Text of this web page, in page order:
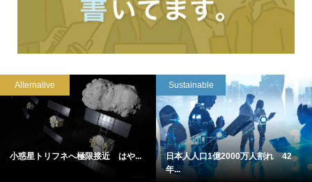
Alternative
小惑星トリフネへ極限接近 はや...
Sustainable
日本人人口1億2000万人割れ 42
年...